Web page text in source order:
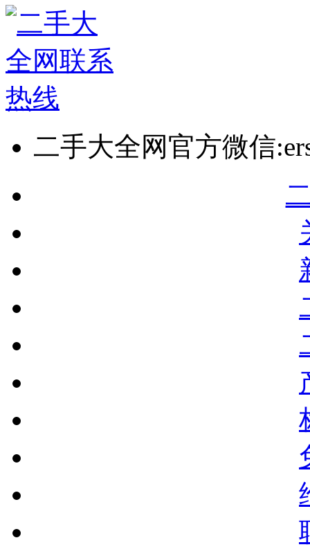
二手大全网官方微信